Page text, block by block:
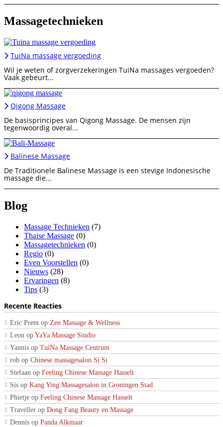
Massagetechnieken
TuiNa massage vergoeding
Wil je weten of zorgverzekeringen TuiNa massages vergoeden?
Vaak gebeurt...
Qigong Massage
De basisprincipes van Qigong Massage. De mensen zijn
tegenwoordig overal...
Balinese Massage
De Traditionele Balinese Massage is een stevige Indonesische
massage die...
Blog
Massage Technieken (7)
Thaise Massage (0)
Massagetechnieken (0)
Regio (0)
Even Voorstellen (0)
Nieuws (28)
Ervaringen (8)
Tips (3)
Recente Reacties
Eric Prent op Zen Massage & Wellness
Leon op YaYa Massage Studio
Yannis op TuiNa Massage Centrum
rob op Chinese massagesalon Si Si
Stefaan op Feeling Chinese Massage Hasselt
Sis op Kang Ying Massagesalon in Groningen Stad
Phietje op Feeling Chinese Massage Hasselt
Traveller op Dong Fang Beauty en Massage
Dennis op Panda Alkmaar